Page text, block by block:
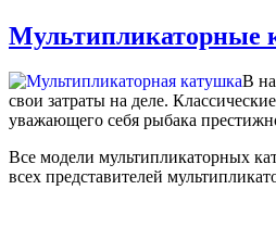
Мультипликаторные
В
свои затраты на деле.
уважающего себя рыбака
Все модели мультипликаторных
всех представителей